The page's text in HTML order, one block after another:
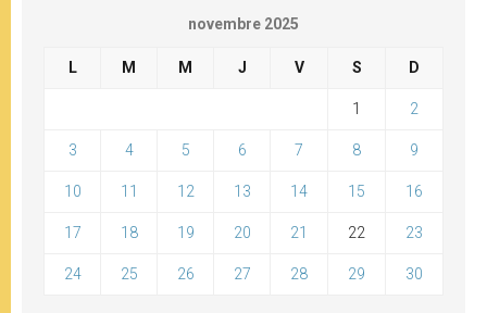
novembre 2025
L M M J V S D
1 2
3 4 5 6 7 8 9
10 11 12 13 14 15 16
17 18 19 20 21 22 23
24 25 26 27 28 29 30